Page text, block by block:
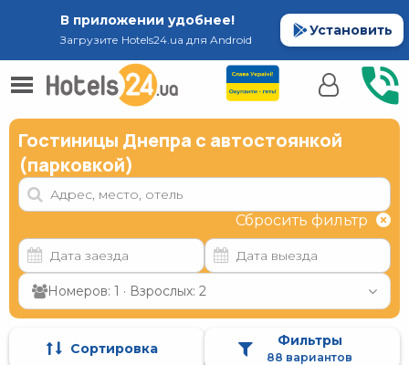
В приложении удобнее!
Загрузите Hotels24.ua для Android
Установить
Гостиницы Днепра с автостоянкой
(парковкой)
Сбросить фильтр
Номеров: 1 · Взрослых: 2
Сортировка Фильтры
88 вариантов